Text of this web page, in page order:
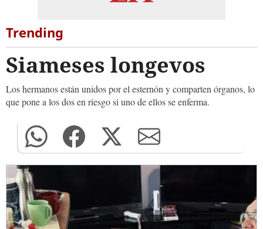
Trending
Siameses longevos
Los hermanos están unidos por el esternón y comparten órganos, lo
que pone a los dos en riesgo si uno de ellos se enferma.